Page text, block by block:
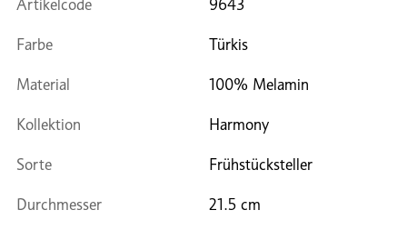
Artikelcode 9643
Farbe Türkis
Material 100% Melamin
Kollektion Harmony
Sorte Frühstücksteller
Durchmesser 21.5 cm